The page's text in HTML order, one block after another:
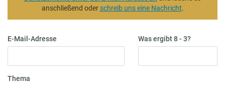
anschließend oderschreib uns eine Nachricht.
E-Mail-Adresse Was ergibt 8 - 3?
Thema